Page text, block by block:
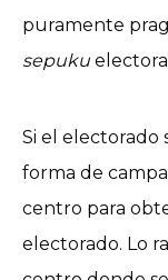
puramente
sepuku
Si el electorado
forma de
centro para
electorado. Lo